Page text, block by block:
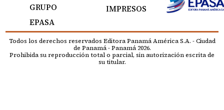
GRUPO
EPASA
IMPRESOS
Todos los derechos reservados Editora Panamá América S.A. - Ciudad
de Panamá - Panamá 2026.
Prohibida su reproducción total o parcial, sin autorización escrita de
su titular.